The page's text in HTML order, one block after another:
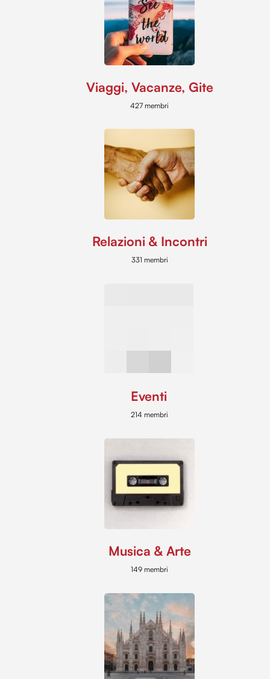
Viaggi, Vacanze, Gite
427 membri
Relazioni & Incontri
331 membri
Eventi
214 membri
Musica & Arte
149 membri